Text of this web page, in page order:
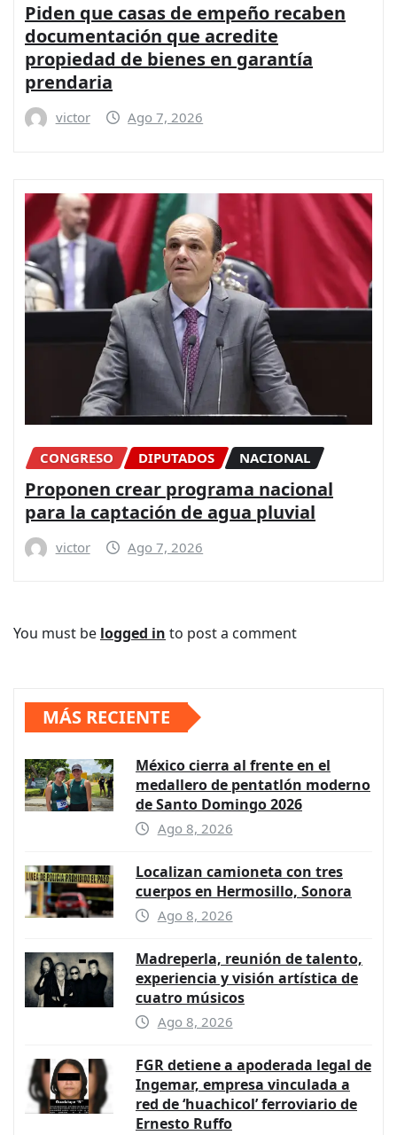
Piden que casas de empeño recaben
documentación que acredite
propiedad de bienes en garantía
prendaria
victor Ago 7, 2026
CONGRESO DIPUTADOS NACIONAL
Proponen crear programa nacional
para la captación de agua pluvial
victor Ago 7, 2026
You must be logged in to post a comment
MÁS RECIENTE
México cierra al frente en el
medallero de pentatlón moderno
de Santo Domingo 2026
Ago 8, 2026
Localizan camioneta con tres
cuerpos en Hermosillo, Sonora
Ago 8, 2026
Madreperla, reunión de talento,
experiencia y visión artística de
cuatro músicos
Ago 8, 2026
FGR detiene a apoderada legal de
Ingemar, empresa vinculada a
red de ‘huachicol’ ferroviario de
Ernesto Ruffo